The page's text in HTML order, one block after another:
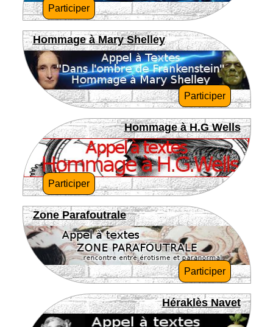
Participer
Hommage à Mary Shelley
Participer
Hommage à H.G Wells
Participer
Zone Parafoutrale
Participer
Héraklès Navet